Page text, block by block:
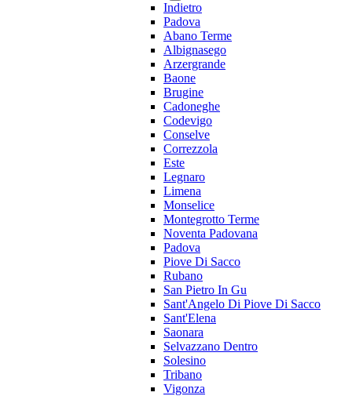
Indietro
Padova
Abano Terme
Albignasego
Arzergrande
Baone
Brugine
Cadoneghe
Codevigo
Conselve
Correzzola
Este
Legnaro
Limena
Monselice
Montegrotto Terme
Noventa Padovana
Padova
Piove Di Sacco
Rubano
San Pietro In Gu
Sant'Angelo Di Piove Di Sacco
Sant'Elena
Saonara
Selvazzano Dentro
Solesino
Tribano
Vigonza